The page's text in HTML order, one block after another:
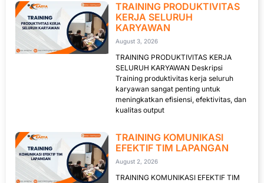
TRAINING PRODUKTIVITAS
KERJA SELURUH
KARYAWAN
August 3, 2026
TRAINING PRODUKTIVITAS KERJA
SELURUH KARYAWAN Deskripsi
Training produktivitas kerja seluruh
karyawan sangat penting untuk
meningkatkan efisiensi, efektivitas, dan
kualitas output
TRAINING KOMUNIKASI
EFEKTIF TIM LAPANGAN
August 2, 2026
TRAINING KOMUNIKASI EFEKTIF TIM